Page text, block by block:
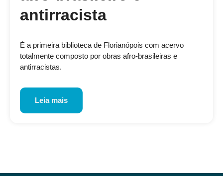
antirracista
É a primeira biblioteca de Florianópois com acervo
totalmente composto por obras afro-brasileiras e
antirracistas.
Leia mais